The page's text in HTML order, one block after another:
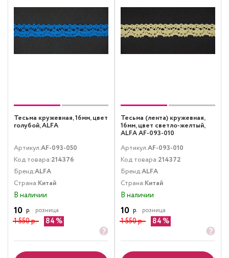
Тесьма кружевная, 16мм, цвет
голубой, ALFA
Артикул:AF-093-050
Код товара:214376
Бренд:ALFA
Страна:Китай
В наличии
10 р. розница
1 550 р. 84
Тесьма (лента) кружевная,
16мм, цвет светло-желтый,
ALFA AF-093-010
Артикул:AF-093-010
Код товара:214372
Бренд:ALFA
Страна:Китай
В наличии
10 р. розница
1 550 р. 84